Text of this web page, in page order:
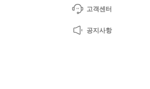
고객센터
공지사항